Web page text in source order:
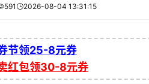
591 2026-08-04 13:31:15
节领25-8元券
红包领30-8元券